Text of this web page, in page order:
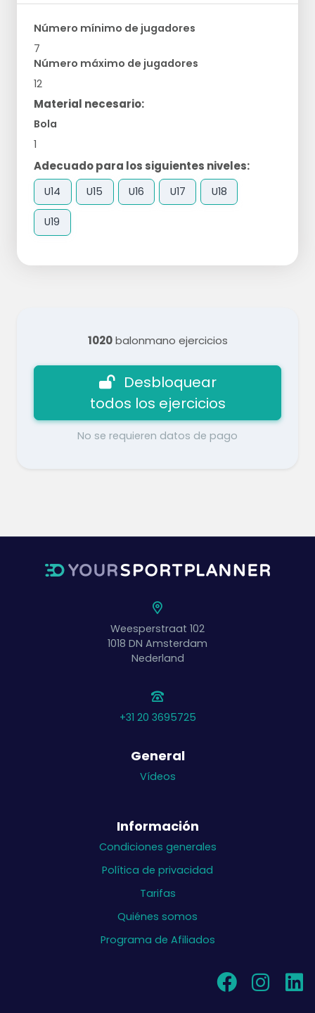
Número mínimo de jugadores
7
Número máximo de jugadores
12
Material necesario:
Bola
1
Adecuado para los siguientes niveles:
U14 U15 U16 U17 U18
U19
1020balonmano ejercicios
Desbloquear
todos los ejercicios
No se requieren datos de pago
Weesperstraat 102
1018 DN Amsterdam
Nederland
+31 20 3695725
General
Vídeos
Información
Condiciones generales
Política de privacidad
Tarifas
Quiénes somos
Programa de Afiliados